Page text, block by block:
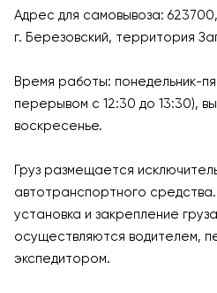
Адрес для самовывоза:
г. Березовский, территория
Время работы: понедельник-
перерывом с 12:30 до 13:30),
воскресенье.
Груз размещается
автотранспортного
установка и закрепление
осуществляются водителем,
экспедитором.